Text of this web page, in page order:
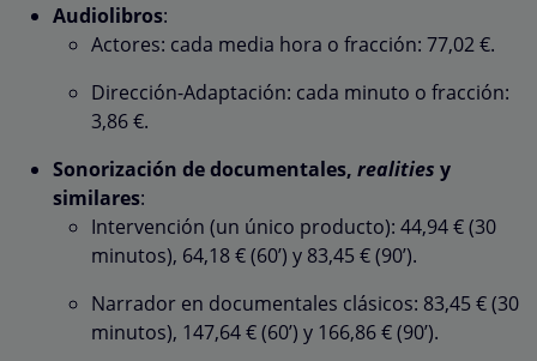
Audiolibros:
Actores: cada media hora o fracción: 77,02 €.
Dirección-Adaptación: cada minuto o fracción:
3,86 €.
Sonorización de documentales, realities y
similares:
Intervención (un único producto): 44,94 € (30
minutos), 64,18 € (60’) y 83,45 € (90’).
Narrador en documentales clásicos: 83,45 € (30
minutos), 147,64 € (60’) y 166,86 € (90’).